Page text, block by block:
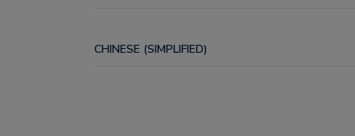
CHINESE (SIMPLIFIED)